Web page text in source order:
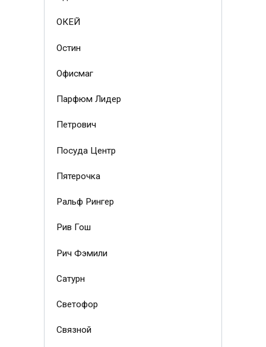
ОКЕЙ
Остин
Офисмаг
Парфюм Лидер
Петрович
Посуда Центр
Пятерочка
Ральф Рингер
Рив Гош
Рич Фэмили
Сатурн
Светофор
Связной